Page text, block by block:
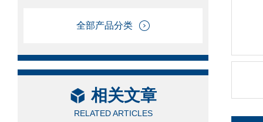
全部产品分类
相关文章
RELATED ARTICLES